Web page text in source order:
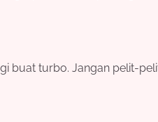
buat turbo. Jangan pelit-